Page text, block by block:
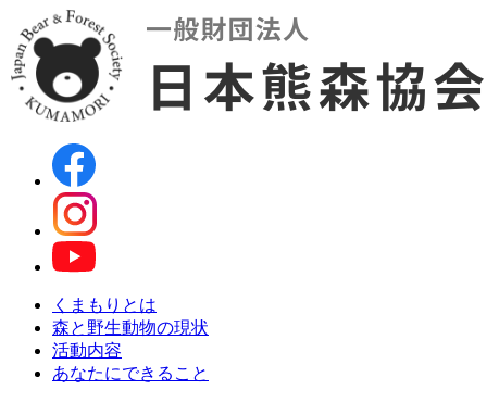
くまもりとは
森と野生動物の現状
活動内容
あなたにできること